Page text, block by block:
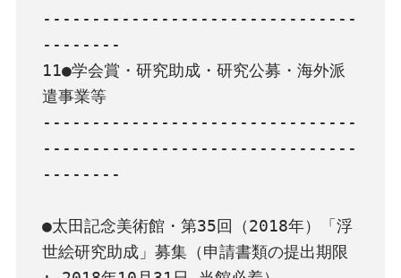
--------------------------------
--------
11●学会賞・研究助成・研究公募・海外派
遣事業等
--------------------------------
--------------------------------
--------
●太田記念美術館・第35回（2018年）「浮
世絵研究助成」募集（申請書類の提出期限